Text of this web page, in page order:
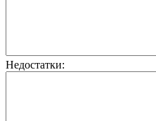
Недостатки: